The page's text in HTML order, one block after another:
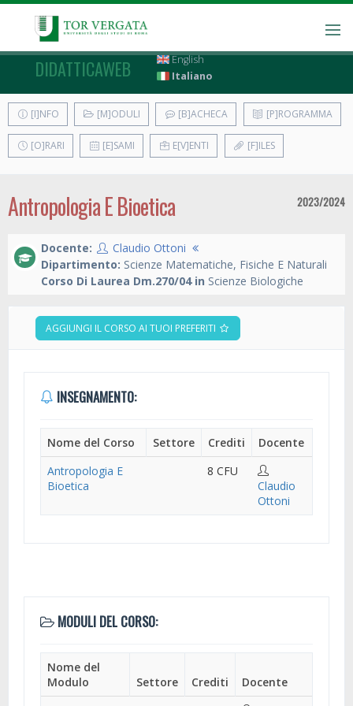
DIDATTICAWEB
English
Italiano
[I]NFO [M]ODULI [B]ACHECA [P]ROGRAMMA
[O]RARI [E]SAMI E[V]ENTI [F]ILES
Antropologia E Bioetica 2023/2024
Docente:
Claudio Ottoni
Dipartimento: Scienze Matematiche, Fisiche E Naturali
Corso Di Laurea Dm.270/04 in Scienze Biologiche
AGGIUNGI IL CORSO AI TUOI PREFERITI
INSEGNAMENTO:
Nome del Corso Settore Crediti
Docente
Antropologia E
Bioetica
8 CFU
Claudio
Ottoni
MODULI DEL CORSO:
Nome del
Modulo
Settore Crediti
Docente